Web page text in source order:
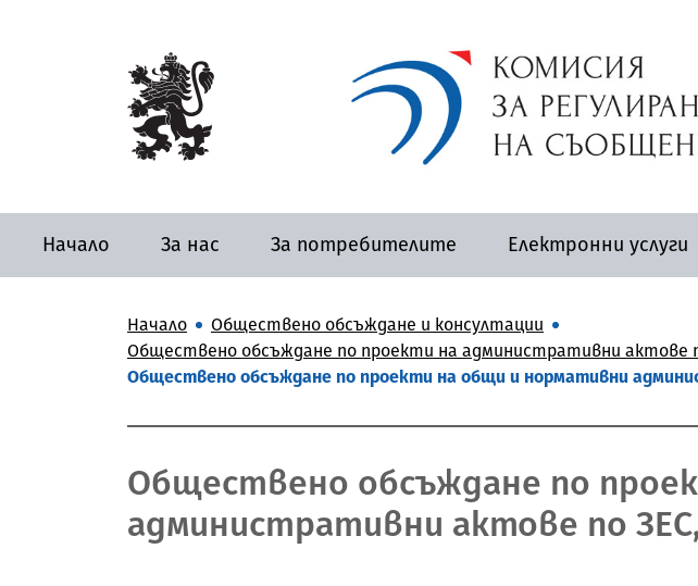
Начало За нас За потребителите Електронни услуги
Начало
Обществено обсъждане и консултации
Обществено обсъждане по проекти на административни актове
Обществено обсъждане по проекти на общи и нормативни
Обществено обсъждане по
административни актове по ЗЕС,